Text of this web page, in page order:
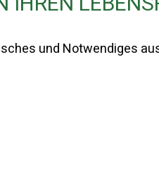
und Notwendiges